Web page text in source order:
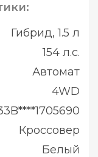
Гибрид, 1.5 л
154 л.с.
Автомат
4WD
Кроссовер
Белый